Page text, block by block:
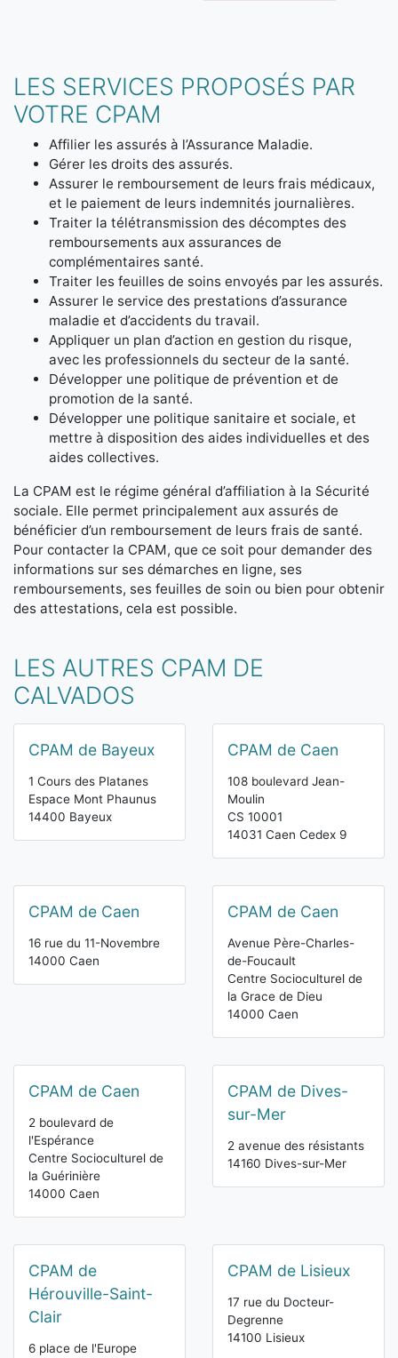
LES SERVICES PROPOSÉS PAR
VOTRE CPAM
Affilier les assurés à l’Assurance Maladie.
Gérer les droits des assurés.
Assurer le remboursement de leurs frais médicaux,
et le paiement de leurs indemnités journalières.
Traiter la télétransmission des décomptes des
remboursements aux assurances de
complémentaires santé.
Traiter les feuilles de soins envoyés par les assurés.
Assurer le service des prestations d’assurance
maladie et d’accidents du travail.
Appliquer un plan d’action en gestion du risque,
avec les professionnels du secteur de la santé.
Développer une politique de prévention et de
promotion de la santé.
Développer une politique sanitaire et sociale, et
mettre à disposition des aides individuelles et des
aides collectives.
La CPAM est le régime général d’affiliation à la Sécurité
sociale. Elle permet principalement aux assurés de
bénéficier d’un remboursement de leurs frais de santé.
Pour contacter la CPAM, que ce soit pour demander des
informations sur ses démarches en ligne, ses
remboursements, ses feuilles de soin ou bien pour obtenir
des attestations, cela est possible.
LES AUTRES CPAM DE
CALVADOS
CPAM de Bayeux
1 Cours des Platanes
Espace Mont Phaunus
14400 Bayeux
CPAM de Caen
108 boulevard Jean-
Moulin
CS 10001
14031 Caen Cedex 9
CPAM de Caen
16 rue du 11-Novembre
14000 Caen
CPAM de Caen
Avenue Père-Charles-
de-Foucault
Centre Socioculturel de
la Grace de Dieu
14000 Caen
CPAM de Caen
2 boulevard de
l'Espérance
Centre Socioculturel de
la Guérinière
14000 Caen
CPAM de Dives-
sur-Mer
2 avenue des résistants
14160 Dives-sur-Mer
CPAM de
Hérouville-Saint-
Clair
6 place de l'Europe
CPAM de Lisieux
17 rue du Docteur-
Degrenne
14100 Lisieux